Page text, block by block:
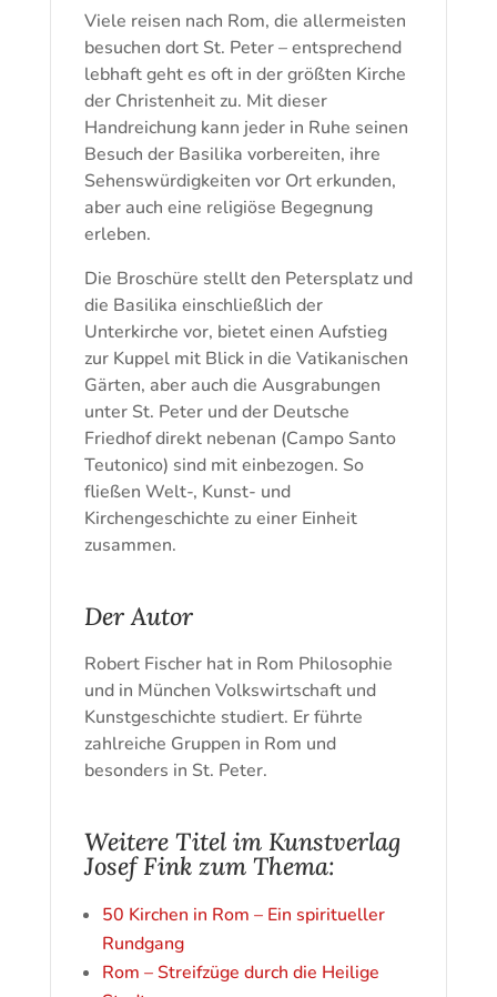
MengeViele reisen nach Rom, die allermeisten
besuchen dort St. Peter – entsprechend
lebhaft geht es oft in der größten Kirche
der Christenheit zu. Mit dieser
Handreichung kann jeder in Ruhe seinen
Besuch der Basilika vorbereiten, ihre
Sehenswürdigkeiten vor Ort erkunden,
aber auch eine religiöse Begegnung
erleben.
Die Broschüre stellt den Petersplatz und
die Basilika einschließlich der
Unterkirche vor, bietet einen Aufstieg
zur Kuppel mit Blick in die Vatikanischen
Gärten, aber auch die Ausgrabungen
unter St. Peter und der Deutsche
Friedhof direkt nebenan (Campo Santo
Teutonico) sind mit einbezogen. So
fließen Welt-, Kunst- und
Kirchengeschichte zu einer Einheit
zusammen.
Der Autor
Robert Fischer hat in Rom Philosophie
und in München Volkswirtschaft und
Kunstgeschichte studiert. Er führte
zahlreiche Gruppen in Rom und
besonders in St. Peter.
Weitere Titel im Kunstverlag
Josef Fink zum Thema:
50 Kirchen in Rom – Ein spiritueller
Rundgang
Rom – Streifzüge durch die Heilige